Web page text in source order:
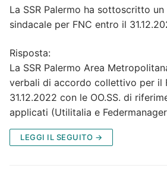
La SSR Palermo ha sottoscritto
sindacale per FNC entro il
Risposta:
La SSR Palermo Area
verbali di accordo collettivo per il
31.12.2022 con le OO.SS. di
applicati (Utilitalia e
LEGGI IL SEGUITO →